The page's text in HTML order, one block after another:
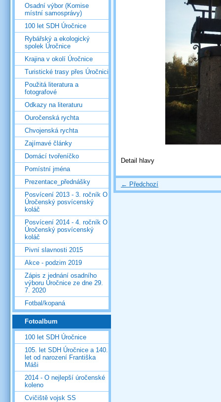
Detail hlavy
← Předchozí
Osadní výbor (Komise
místní samosprávy)
100 let SDH Úročnice
Rybářský a ekologický
spolek Úročnice
Krajina v okolí Úročnice
Turistické trasy přes Úročnici
Použitá literatura a
fotografové
Odkazy na literaturu
Ouročenská rychta
Chvojenská rychta
Zajímavé články
Domácí tvořeníčko
Pomístní jména
Prezentace_přednášky
Posvícení 2013 - 3. ročník O
Úročenský posvícenský
koláč
Posvícení 2014 - 4. ročník O
Úročenský posvícenský
koláč
Pivní slavnosti 2015
Akce - podzim 2019
Zápis z jednání osadního
výboru Úročnice ze dne 29.
7. 2020
Fotbal/kopaná
Fotoalbum
100 let SDH Úročnice
105. let SDH Úročnice a 140.
let od narození Františka
Máši
2014 - O nejlepší úročenské
koleno
Cvičiště vojsk SS